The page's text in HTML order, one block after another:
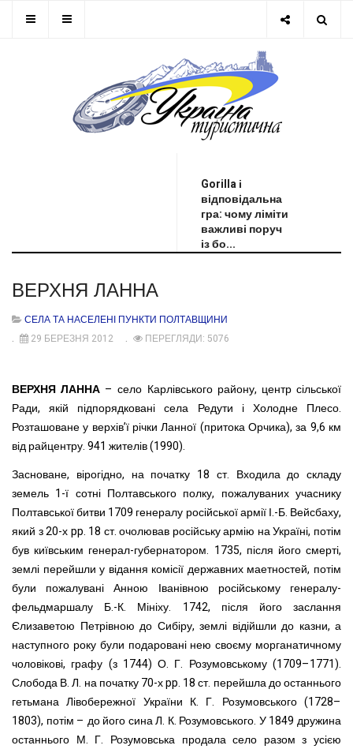
Gorilla і
відповідальна
гра: чому ліміти
важливі поруч
із бо...
ВЕРХНЯ ЛАННА
СЕЛА ТА НАСЕЛЕНІ ПУНКТИ ПОЛТАВЩИНИ
29 БЕРЕЗНЯ 2012
ПЕРЕГЛЯДИ: 5076
ВЕРХНЯ ЛАННА – село Карлівського району, центр сільської
Ради, якій підпорядковані села Редути і Холодне Плесо.
Розташоване у верхів’ї річки Ланної (притока Орчика), за 9,6 км
від райцентру. 941 жителів (1990).
Засноване, вірогідно, на початку 18 ст. Входила до складу
земель 1-ї сотні Полтавського полку, пожалуваних учаснику
Полтавської битви 1709 генералу російської армії І.-Б. Вейсбаху,
який з 20-х pp. 18 ст. очолював російську армію на Україні, потім
був київським генерал-губернатором. 1735, після його смерті,
землі перейшли у відання комісії державних маетностей, потім
були пожалувані Анною Іванівною російському генералу-
фельдмаршалу Б.-К. Мініху. 1742, після його заслання
Єлизаветою Петрівною до Сибіру, землі відійшли до казни, а
наступного року були подаровані нею своєму морганатичному
чоловікові, графу (з 1744) О. Г. Розумовському (1709–1771).
Слобода В. Л. на початку 70-х pp. 18 ст. перейшла до останнього
гетьмана Лівобережної України К. Г. Розумовського (1728–
1803), потім – до його сина Л. К. Розумовського. У 1849 дружина
останнього М. Г. Розумовська продала село разом з усією